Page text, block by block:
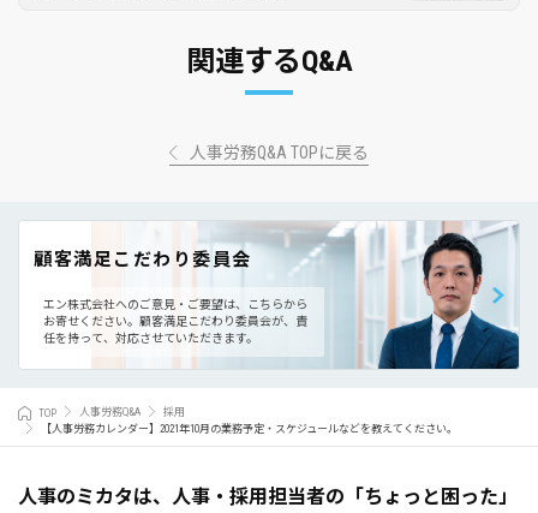
関連するQ&A
人事労務Q&A TOPに戻る
顧客満足こだわり委員会
エン株式会社へのご意見・ご要望は、こちらから
お寄せください。 顧客満足こだわり委員会が、責
任を持って、対応させていただきます。
TOP 人事労務Q&A
採用
【人事労務カレンダー】2021年10月の業務予定・スケジュールなどを教えてください。
人事のミカタは、人事・採用担当者の「ちょっと困った」